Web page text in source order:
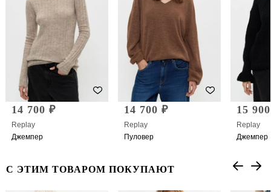
14 700 ₽
Replay
Джемпер
14 700 ₽
Replay
Пуловер
15
Replay
Джемпер
С ЭТИМ ТОВАРОМ ПОКУПАЮТ